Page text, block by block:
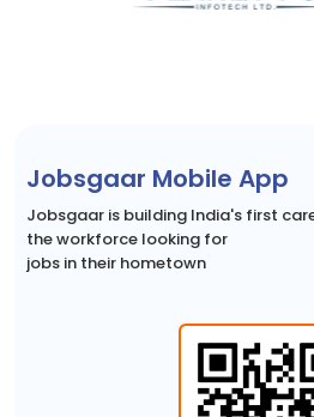
Jobsgaar Mobile App
Jobsgaar is building India's first
the workforce looking for
jobs in their hometown